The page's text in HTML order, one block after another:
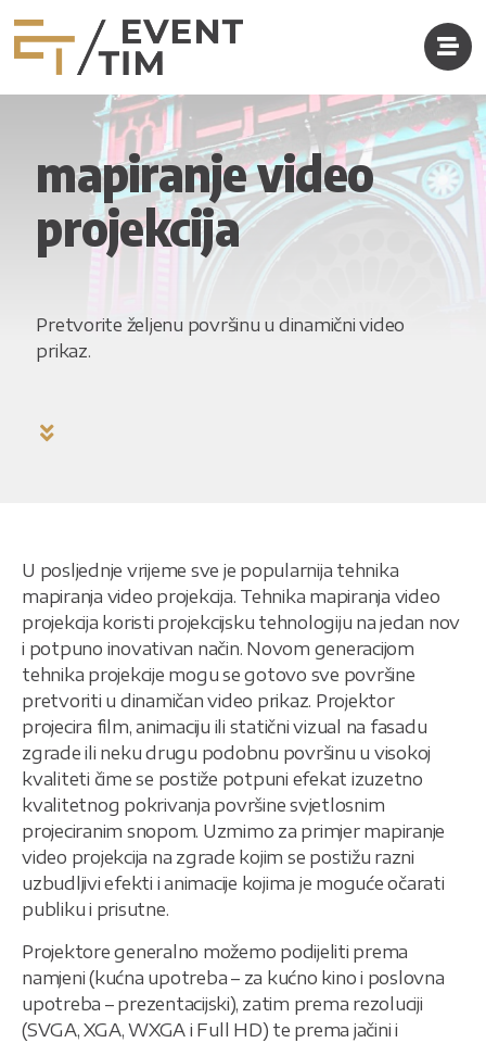
mapiranje video
projekcija
Pretvorite željenu površinu u dinamični video
prikaz.
U posljednje vrijeme sve je popularnija tehnika
mapiranja video projekcija. Tehnika mapiranja video
projekcija koristi projekcijsku tehnologiju na jedan nov
i potpuno inovativan način. Novom generacijom
tehnika projekcije mogu se gotovo sve površine
pretvoriti u dinamičan video prikaz. Projektor
projecira film, animaciju ili statični vizual na fasadu
zgrade ili neku drugu podobnu površinu u visokoj
kvaliteti čime se postiže potpuni efekat izuzetno
kvalitetnog pokrivanja površine svjetlosnim
projeciranim snopom. Uzmimo za primjer mapiranje
video projekcija na zgrade kojim se postižu razni
uzbudljivi efekti i animacije kojima je moguće očarati
publiku i prisutne.
Projektore generalno možemo podijeliti prema
namjeni (kućna upotreba – za kućno kino i poslovna
upotreba – prezentacijski), zatim prema rezoluciji
(SVGA, XGA, WXGA i Full HD) te prema jačini i